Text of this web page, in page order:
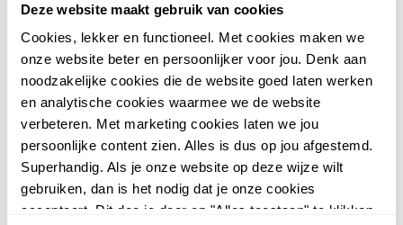
Deze website maakt gebruik van cookies
Cookies, lekker en functioneel. Met cookies maken we
onze website beter en persoonlijker voor jou. Denk aan
noodzakelijke cookies die de website goed laten werken
en analytische cookies waarmee we de website
verbeteren. Met marketing cookies laten we jou
persoonlijke content zien. Alles is dus op jou afgestemd.
Superhandig. Als je onze website op deze wijze wilt
gebruiken, dan is het nodig dat je onze cookies
accepteert. Dit doe je door op "Alles toestaan" te klikken.